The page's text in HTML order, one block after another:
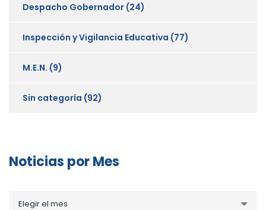
Despacho Gobernador (24)
Inspección y Vigilancia Educativa (77)
M.E.N. (9)
Sin categoría (92)
Noticias por Mes
Elegir el mes